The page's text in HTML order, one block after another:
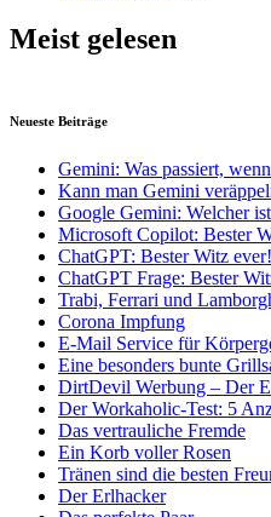
Meist gelesen
Neueste Beiträge
Gemini: Was passiert,
Kann man Gemini
Google Gemini: Welcher
Microsoft Copilot: Bester
ChatGPT: Bester Witz ever!
ChatGPT Frage: Bester
Trabi, Ferrari und
Corona Impfung
E-Mail Service für
Eine besonders bunte
DirtDevil Werbung – Der
Der Workaholic-Test: 5
Das vertrauliche Fremde
Ein Korb voller Rosen
Tränen sind die besten
Der Erlhacker